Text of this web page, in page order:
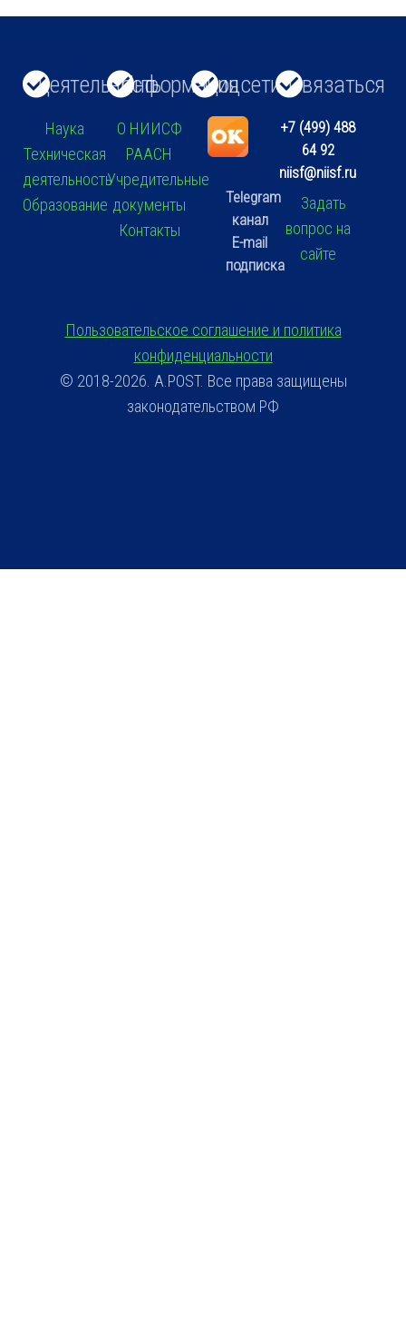
Деятельность
Наука
Техническая
деятельность
Образование
Информация
О НИИСФ
РААСН
Учредительные
документы
Контакты
Соцсети
Telegram
канал
E-mail
подписка
Связаться
+7 (499) 488
64 92
niisf@niisf.ru
Задать
вопрос на
сайте
Пользовательское соглашение и политика
конфиденциальности
© 2018-2026. A.POST. Все права защищены
законодательством РФ